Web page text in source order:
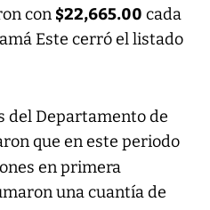
con $22,665.00 cada
Este cerró el listado
del Departamento de
que en este periodo
en primera
una cuantía de